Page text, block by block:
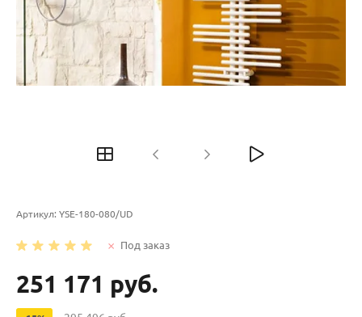
Артикул: YSE-180-080/UD
Под заказ
251 171 руб.